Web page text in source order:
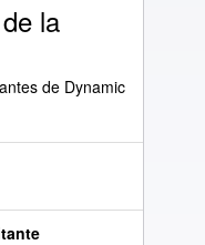
la
de Dynamic